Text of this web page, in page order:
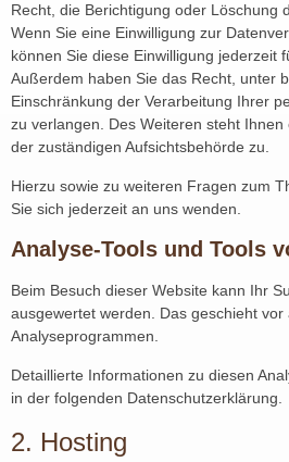
Recht, die Berichtigung oder Löschung
Wenn Sie eine Einwilligung zur
können Sie diese Einwilligung jederzeit
Außerdem haben Sie das Recht, unter
Einschränkung der Verarbeitung Ihrer
zu verlangen. Des Weiteren steht
der zuständigen Aufsichtsbehörde zu.
Hierzu sowie zu weiteren Fragen zum
Sie sich jederzeit an uns wenden.
Analyse-Tools und Tools
Beim Besuch dieser Website kann Ihr
ausgewertet werden. Das geschieht
Analyseprogrammen.
Detaillierte Informationen zu diesen
in der folgenden Datenschutzerklärung.
2. Hosting